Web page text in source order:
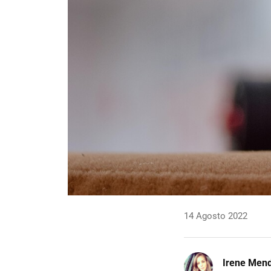
14 Agosto 2022
Irene